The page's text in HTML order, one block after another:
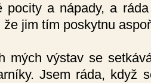
pocity a nápady, a
jim tím poskytnu
mých výstav se
Jsem ráda, když